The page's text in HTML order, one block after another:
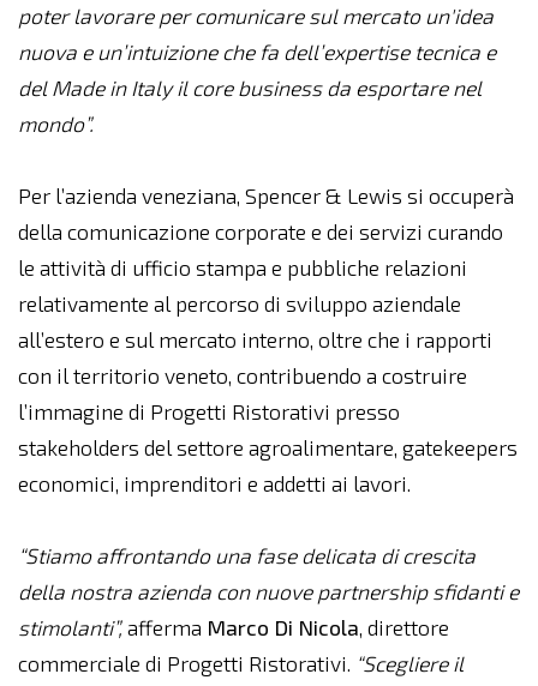
poter lavorare per comunicare sul mercato un'idea
nuova e un’intuizione che fa dell’expertise tecnica e
del Made in Italy il core business da esportare nel
mondo”.
Per l’azienda veneziana, Spencer & Lewis si occuperà
della comunicazione corporate e dei servizi curando
le attività di ufficio stampa e pubbliche relazioni
relativamente al percorso di sviluppo aziendale
all’estero e sul mercato interno, oltre che i rapporti
con il territorio veneto, contribuendo a costruire
l’immagine di Progetti Ristorativi presso
stakeholders del settore agroalimentare, gatekeepers
economici, imprenditori e addetti ai lavori.
“Stiamo affrontando una fase delicata di crescita
della nostra azienda con nuove partnership sfidanti e
stimolanti”,afferma Marco Di Nicola, direttore
commerciale di Progetti Ristorativi. “Scegliere il